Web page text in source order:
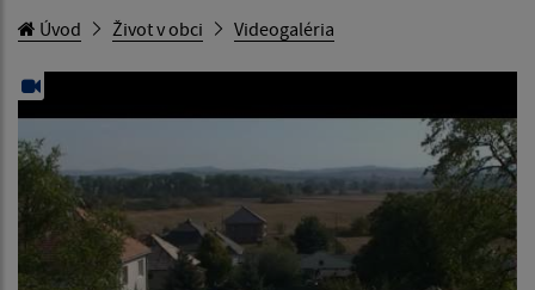
Úvod Život v obci Videogaléria